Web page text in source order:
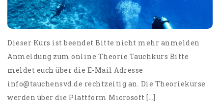
Dieser Kurs ist beendet Bitte nicht mehr anmelden
Anmeldung zum online Theorie Tauchkurs Bitte
meldet euch über die E-Mail Adresse
info@tauchensvd.de rechtzeitig an. Die Theoriekurse
werden über die Plattform Microsoft […]